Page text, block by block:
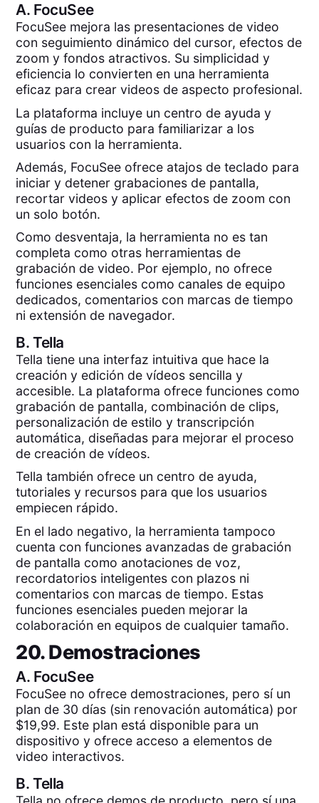
A. FocuSee
FocuSee mejora las presentaciones de video
con seguimiento dinámico del cursor, efectos de
zoom y fondos atractivos. Su simplicidad y
eficiencia lo convierten en una herramienta
eficaz para crear videos de aspecto profesional.
La plataforma incluye un centro de ayuda y
guías de producto para familiarizar a los
usuarios con la herramienta.
Además, FocuSee ofrece atajos de teclado para
iniciar y detener grabaciones de pantalla,
recortar videos y aplicar efectos de zoom con
un solo botón.
Como desventaja, la herramienta no es tan
completa como otras herramientas de
grabación de video. Por ejemplo, no ofrece
funciones esenciales como canales de equipo
dedicados, comentarios con marcas de tiempo
ni extensión de navegador.
B.Tella
Tella tiene una interfaz intuitiva que hace la
creación y edición de vídeos sencilla y
accesible. La plataforma ofrece funciones como
grabación de pantalla, combinación de clips,
personalización de estilo y transcripción
automática, diseñadas para mejorar el proceso
de creación de vídeos.
Tella también ofrece un centro de ayuda,
tutoriales y recursos para que los usuarios
empiecen rápido.
En el lado negativo, la herramienta tampoco
cuenta con funciones avanzadas de grabación
de pantalla como anotaciones de voz,
recordatorios inteligentes con plazos ni
comentarios con marcas de tiempo. Estas
funciones esenciales pueden mejorar la
colaboración en equipos de cualquier tamaño.
20. Demostraciones
A. FocuSee
FocuSee no ofrece demostraciones, pero sí un
plan de 30 días (sin renovación automática) por
$19,99. Este plan está disponible para un
dispositivo y ofrece acceso a elementos de
video interactivos.
B.Tella